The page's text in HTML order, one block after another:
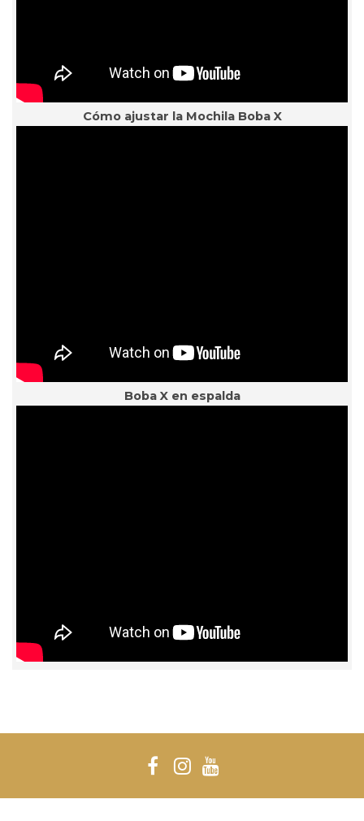
Cómo ajustar la Mochila Boba X
Boba X en espalda